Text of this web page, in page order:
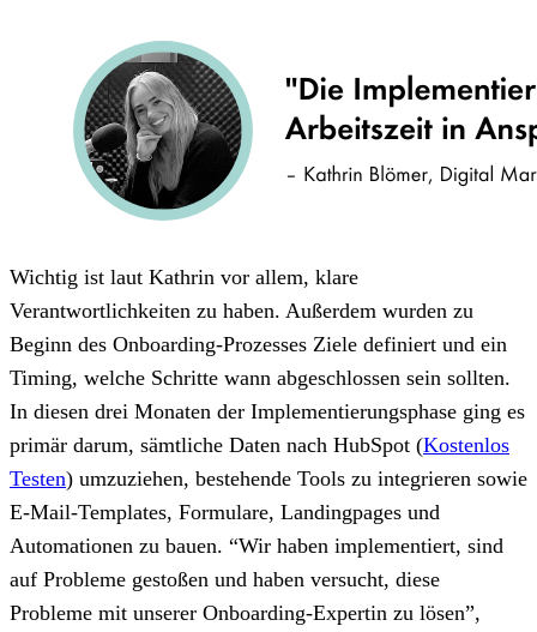
Wichtig ist laut Kathrin vor allem, klare
Verantwortlichkeiten zu haben. Außerdem wurden zu
Beginn des Onboarding-Prozesses Ziele definiert und ein
Timing, welche Schritte wann abgeschlossen sein sollten.
In diesen drei Monaten der Implementierungsphase ging es
primär darum, sämtliche Daten nach HubSpot (Kostenlos
Testen) umzuziehen, bestehende Tools zu integrieren sowie
E-Mail-Templates, Formulare, Landingpages und
Automationen zu bauen. “Wir haben implementiert, sind
auf Probleme gestoßen und haben versucht, diese
Probleme mit unserer Onboarding-Expertin zu lösen”,